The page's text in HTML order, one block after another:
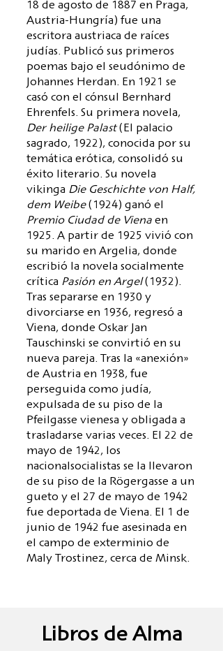
18 de agosto de 1887 en Praga,
Austria-Hungría) fue una
escritora austriaca de raíces
judías. Publicó sus primeros
poemas bajo el seudónimo de
Johannes Herdan. En 1921 se
casó con el cónsul Bernhard
Ehrenfels. Su primera novela,
Der heilige Palast(El palacio
sagrado, 1922), conocida por su
temática erótica, consolidó su
éxito literario. Su novela
vikinga Die Geschichte von Half,
dem Weibe(1924) ganó el
Premio Ciudad de Viena en
1925. A partir de 1925 vivió con
su marido en Argelia, donde
escribió la novela socialmente
crítica Pasión en Argel (1932).
Tras separarse en 1930 y
divorciarse en 1936, regresó a
Viena, donde Oskar Jan
Tauschinski se convirtió en su
nueva pareja. Tras la «anexión»
de Austria en 1938, fue
perseguida como judía,
expulsada de su piso de la
Pfeilgasse vienesa y obligada a
trasladarse varias veces. El 22 de
mayo de 1942, los
nacionalsocialistas se la llevaron
de su piso de la Rögergasse a un
gueto y el 27 de mayo de 1942
fue deportada de Viena. El 1 de
junio de 1942 fue asesinada en
el campo de exterminio de
Maly Trostinez, cerca de Minsk.
Libros de Alma